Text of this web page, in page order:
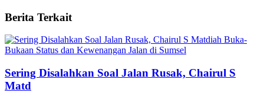
Berita Terkait
Sering Disalahkan Soal Jalan Rusak, Chairul S
Matd